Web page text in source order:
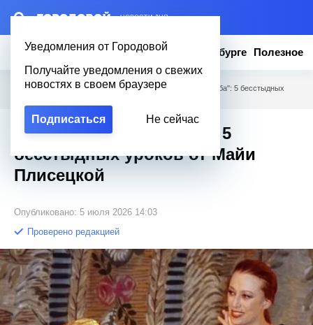
– НОВОСТИ ДНЯ
Уведомления от Городовой
Получайте уведомления о свежих
новостях в своем браузере
Подписаться Не сейчас
Новости Эксклюзив Вопросы о Петербурге Полезное
Городовой Новости Петербурга / "Характер - это судьба": 5 бесстыдных
"Характер - это судьба": 5
бесстыдных уроков от Майи
Плисецкой
Опубликовано: 5 июля 2026 14:03
Проверено редакцией